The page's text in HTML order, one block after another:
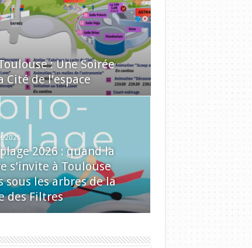
: Une Soirée
de l’espace
2026
2026 : quand la
s’invite à Toulouse
sous les arbres de la
des Filtres